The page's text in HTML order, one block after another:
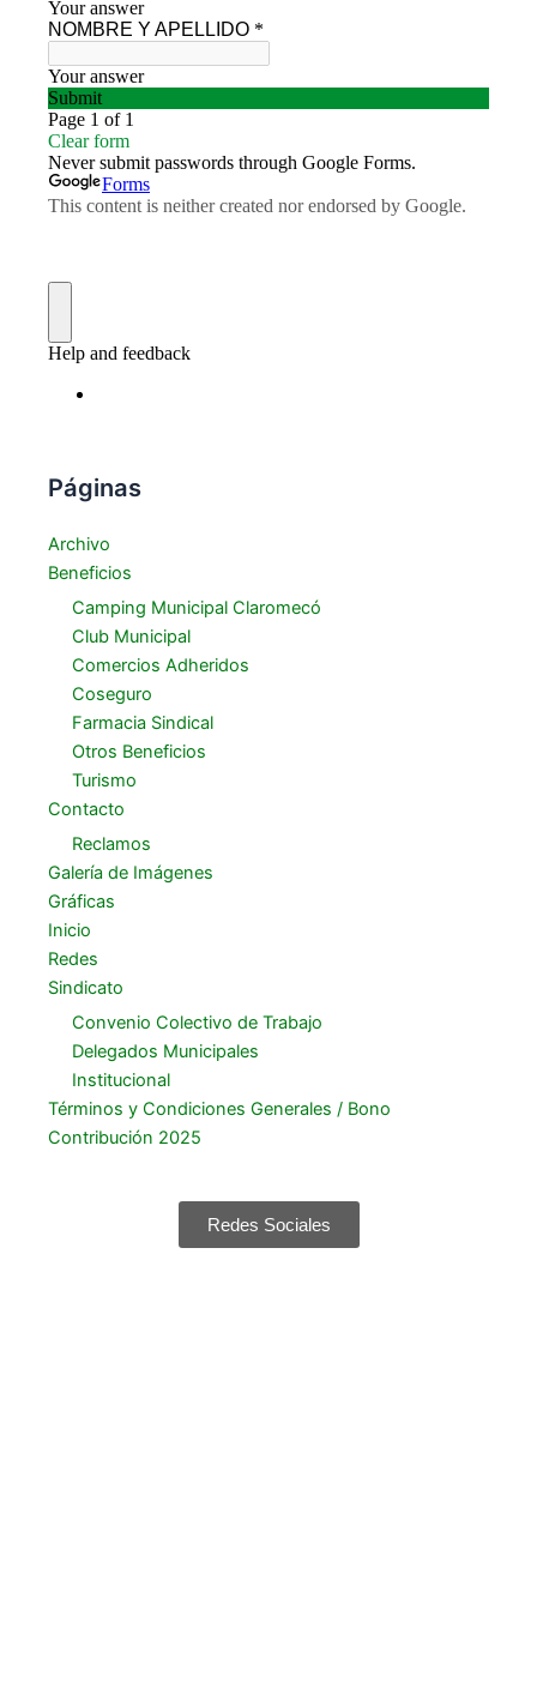
Páginas
Archivo
Beneficios
Camping Municipal Claromecó
Club Municipal
Comercios Adheridos
Coseguro
Farmacia Sindical
Otros Beneficios
Turismo
Contacto
Reclamos
Galería de Imágenes
Gráficas
Inicio
Redes
Sindicato
Convenio Colectivo de Trabajo
Delegados Municipales
Institucional
Términos y Condiciones Generales / Bono
Contribución 2025
Redes Sociales